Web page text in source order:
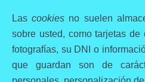
Lascookies no suelen
sobre usted, como tarjetas de
fotografías, su DNI o
que guardan son de